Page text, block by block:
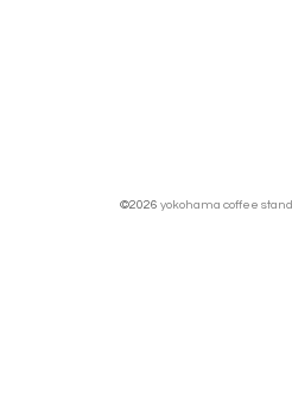
©2026 yokohama coffee stand